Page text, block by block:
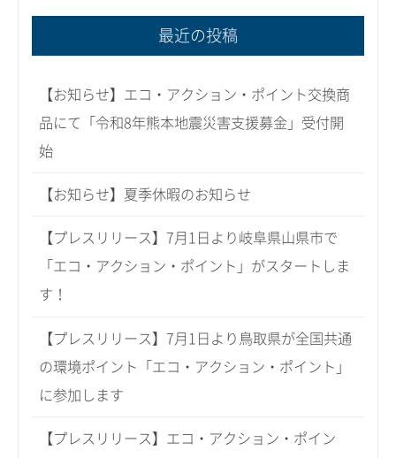
最近の投稿
【お知らせ】エコ・アクション・ポイント交換商
品にて「令和8年熊本地震災害支援募金」受付開
始
【お知らせ】夏季休暇のお知らせ
【プレスリリース】7月1日より岐阜県山県市で
「エコ・アクション・ポイント」がスタートしま
す！
【プレスリリース】7月1日より鳥取県が全国共通
の環境ポイント「エコ・アクション・ポイント」
に参加します
【プレスリリース】エコ・アクション・ポイン